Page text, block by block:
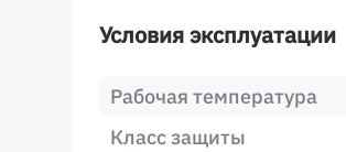
Условия эксплуатации
Рабочая температура
Класс защиты